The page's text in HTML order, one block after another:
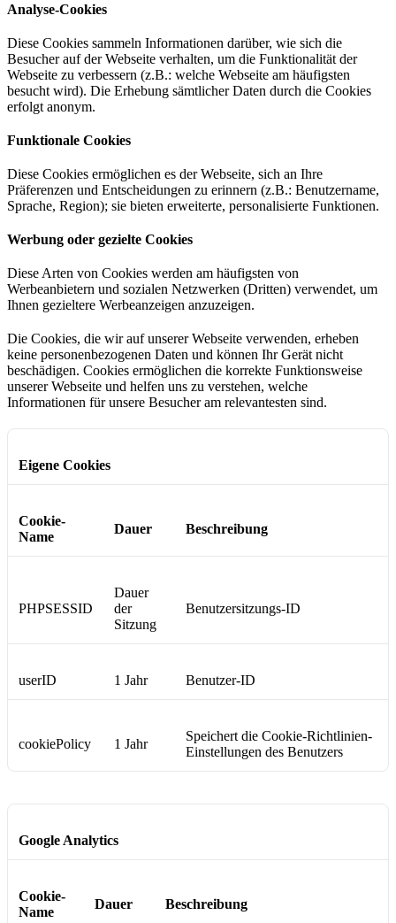
Analyse-Cookies
Diese Cookies sammeln Informationen darüber, wie sich die
Besucher auf der Webseite verhalten, um die Funktionalität der
Webseite zu verbessern (z.B.: welche Webseite am häufigsten
besucht wird). Die Erhebung sämtlicher Daten durch die Cookies
erfolgt anonym.
Funktionale Cookies
Diese Cookies ermöglichen es der Webseite, sich an Ihre
Präferenzen und Entscheidungen zu erinnern (z.B.: Benutzername,
Sprache, Region); sie bieten erweiterte, personalisierte Funktionen.
Werbung oder gezielte Cookies
Diese Arten von Cookies werden am häufigsten von
Werbeanbietern und sozialen Netzwerken (Dritten) verwendet, um
Ihnen gezieltere Werbeanzeigen anzuzeigen.
Die Cookies, die wir auf unserer Webseite verwenden, erheben
keine personenbezogenen Daten und können Ihr Gerät nicht
beschädigen. Cookies ermöglichen die korrekte Funktionsweise
unserer Webseite und helfen uns zu verstehen, welche
Informationen für unsere Besucher am relevantesten sind.
Eigene Cookies
Cookie-
Name
Dauer Beschreibung
PHPSESSID
Dauer
der
Sitzung
Benutzersitzungs-ID
userID 1 Jahr Benutzer-ID
cookiePolicy 1 Jahr
Speichert die Cookie-Richtlinien-
Einstellungen des Benutzers
Google Analytics
Cookie-
Name
Dauer Beschreibung